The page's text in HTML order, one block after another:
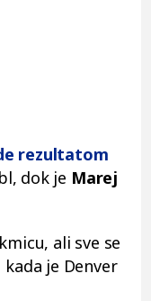
rezultatom
dok je Marej
ali sve se
je Denver